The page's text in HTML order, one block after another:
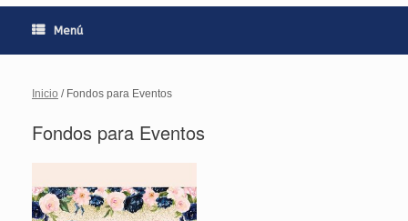
Menú
Inicio / Fondos para Eventos
Fondos para Eventos